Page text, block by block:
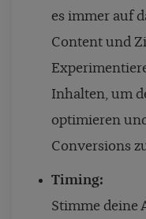
es immer auf
Content und
Inhalten, um
optimieren
Conversions
Timing:
Stimme deine